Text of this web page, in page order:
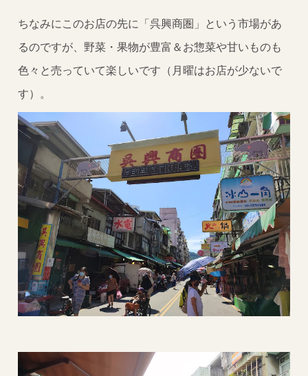
ちなみにこのお店の先に「呉興商圏」という市場があ
るのですが、野菜・果物が豊富＆お惣菜や甘いものも
色々と売っていて楽しいです（月曜はお店が少ないで
す）。